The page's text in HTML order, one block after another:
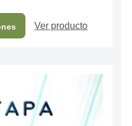
Ver producto